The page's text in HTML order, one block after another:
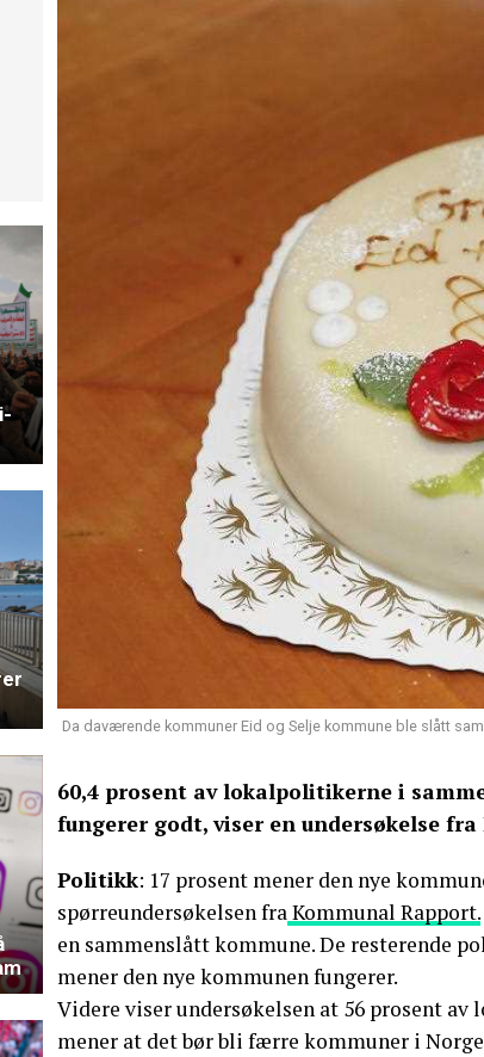
Da daværende kommuner Eid og Selje kommune ble slått
60,4 prosent av lokalpolitikerne i
fungerer godt, viser en undersøkelse
Politikk: 17 prosent mener den nye
spørreundersøkelsen fraKommunal Rapport.
en sammenslått kommune. De resterende
mener den nye kommunen fungerer.
Videre viser undersøkelsen at 56 prosent
mener at det bør bli færre kommuner i